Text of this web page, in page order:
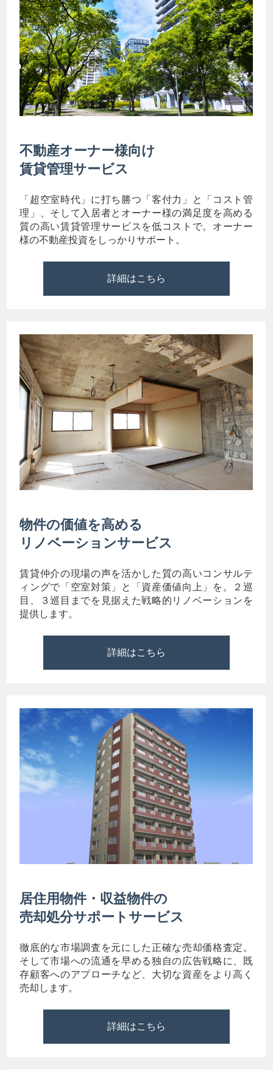
不動産オーナー様向け
賃貸管理サービス
「超空室時代」に打ち勝つ「客付力」と「コスト管
理」、そして入居者とオーナー様の満足度を高める
質の高い賃貸管理サービスを低コストで。オーナー
様の不動産投資をしっかりサポート。
詳細はこちら
物件の価値を高める
リノベーションサービス
賃貸仲介の現場の声を活かした質の高いコンサルテ
ィングで「空室対策」と「資産価値向上」を。２巡
目、３巡目までを見据えた戦略的リノベーションを
提供します。
詳細はこちら
居住用物件・収益物件の
売却処分サポートサービス
徹底的な市場調査を元にした正確な売却価格査定。
そして市場への流通を早める独自の広告戦略に、既
存顧客へのアプローチなど、大切な資産をより高く
売却します。
詳細はこちら